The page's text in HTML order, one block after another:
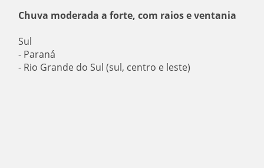
Chuva moderada a forte, com raios e ventania
Sul
- Paraná
- Rio Grande do Sul (sul, centro e leste)